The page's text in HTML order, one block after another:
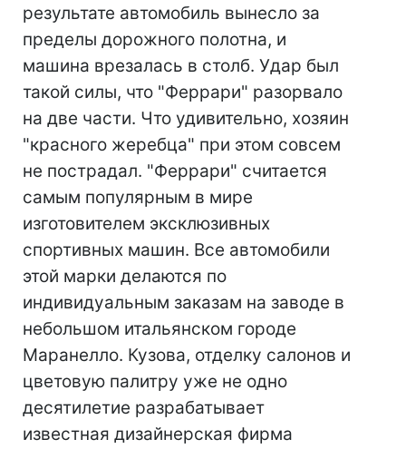
результате автомобиль вынесло за
пределы дорожного полотна, и
машина врезалась в столб. Удар был
такой силы, что "Феррари" разорвало
на две части. Что удивительно, хозяин
"красного жеребца" при этом совсем
не пострадал. "Феррари" считается
самым популярным в мире
изготовителем эксклюзивных
спортивных машин. Все автомобили
этой марки делаются по
индивидуальным заказам на заводе в
небольшом итальянском городе
Маранелло. Кузова, отделку салонов и
цветовую палитру уже не одно
десятилетие разрабатывает
известная дизайнерская фирма